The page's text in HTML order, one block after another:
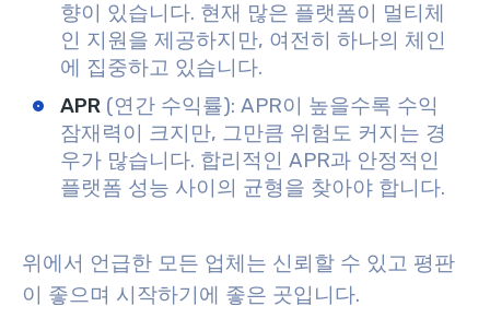
향이 있습니다. 현재 많은 플랫폼이 멀티체
인 지원을 제공하지만, 여전히 하나의 체인
에 집중하고 있습니다.
APR (연간 수익률): APR이 높을수록 수익
잠재력이 크지만, 그만큼 위험도 커지는 경
우가 많습니다. 합리적인 APR과 안정적인
플랫폼 성능 사이의 균형을 찾아야 합니다.
위에서 언급한 모든 업체는 신뢰할 수 있고 평판
이 좋으며 시작하기에 좋은 곳입니다.